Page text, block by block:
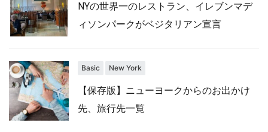
NYの世界一のレストラン、イレブンマデ
ィソンパークがベジタリアン宣言
Basic New York
【保存版】ニューヨークからのお出かけ
先、旅行先一覧